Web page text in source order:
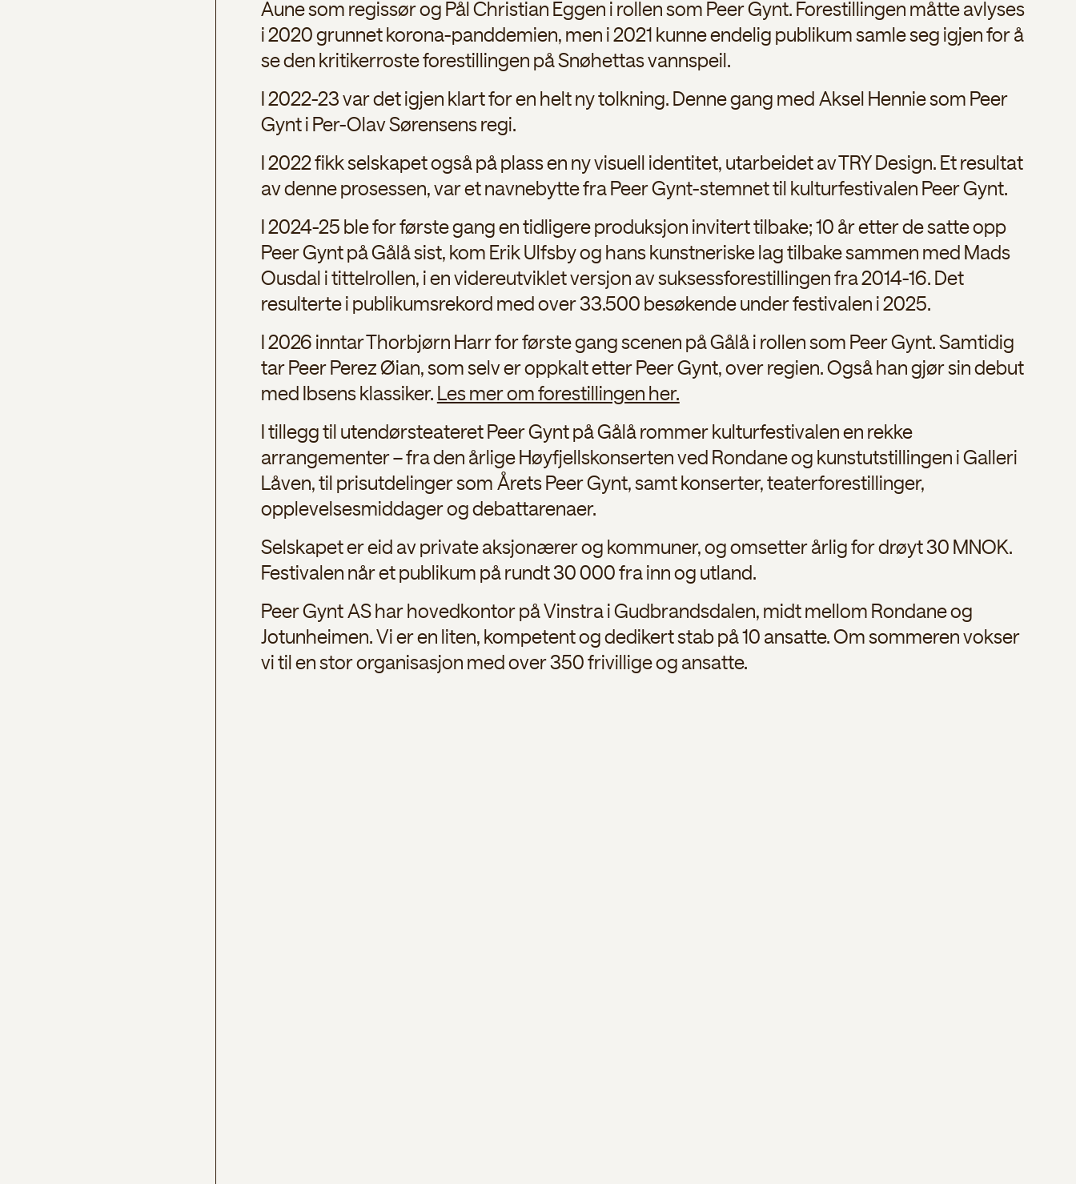
Aune som regissør og Pål Christian Eggen i rollen som Peer Gynt. Forestillingen måtte avlyses
i 2020 grunnet korona-panddemien, men i 2021 kunne endelig publikum samle seg igjen for å
se den kritikerroste forestillingen på Snøhettas vannspeil.
I 2022-23 var det igjen klart for en helt ny tolkning. Denne gang med Aksel Hennie som Peer
Gynt i Per-Olav Sørensens regi.
I 2022 fikk selskapet også på plass en ny visuell identitet, utarbeidet av TRY Design. Et resultat
av denne prosessen, var et navnebytte fra Peer Gynt-stemnet til kulturfestivalen Peer Gynt.
I 2024-25 ble for første gang en tidligere produksjon invitert tilbake; 10 år etter de satte opp
Peer Gynt på Gålå sist, kom Erik Ulfsby og hans kunstneriske lag tilbake sammen med Mads
Ousdal i tittelrollen, i en videreutviklet versjon av suksessforestillingen fra 2014-16. Det
resulterte i publikumsrekord med over 33.500 besøkende under festivalen i 2025.
I 2026 inntar Thorbjørn Harr for første gang scenen på Gålå i rollen som Peer Gynt. Samtidig
tar Peer Perez Øian, som selv er oppkalt etter Peer Gynt, over regien. Også han gjør sin debut
med Ibsens klassiker. Les mer om forestillingen her.
I tillegg til utendørsteateret Peer Gynt på Gålå rommer kulturfestivalen en rekke
arrangementer – fra den årlige Høyfjellskonserten ved Rondane og kunstutstillingen i Galleri
Låven, til prisutdelinger som Årets Peer Gynt, samt konserter, teaterforestillinger,
opplevelsesmiddager og debattarenaer.
Selskapet er eid av private aksjonærer og kommuner, og omsetter årlig for drøyt 30 MNOK.
Festivalen når et publikum på rundt 30 000 fra inn og utland.
Peer Gynt AS har hovedkontor på Vinstra i Gudbrandsdalen, midt mellom Rondane og
Jotunheimen. Vi er en liten, kompetent og dedikert stab på 10 ansatte. Om sommeren vokser
vi til en stor organisasjon med over 350 frivillige og ansatte.